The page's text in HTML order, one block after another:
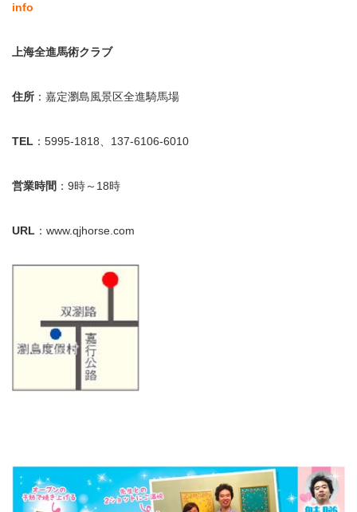
info
上海全進馬術クラブ
住所 ：嘉定瀏島風景区全進騎馬場
TEL ：5995-1818、137-6106-6010
営業時間 ：9時～18時
URL ：www.qjhorse.com